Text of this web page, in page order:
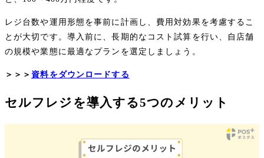
レジ台数や運用形態を事前に計画し、費用対効果を考慮するこ
とが大切です。導入前に、長期的なコスト試算を行い、自店舗
の規模や業態に最適なプランを選定しましょう。
＞＞＞ 資料をダウンロードする
セルフレジを導入する5つのメリット